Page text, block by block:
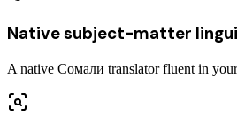
Native subject-matter
A native Сомали translator fluent in